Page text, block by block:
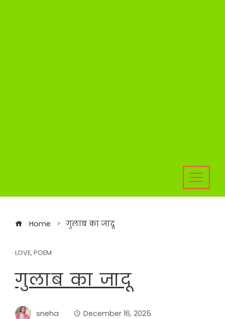
Home गुलाब का जादू
LOVE, POEM
गुलाब का जादू
sneha December 16, 2025